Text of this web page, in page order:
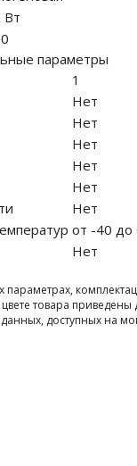
Вт
параметры
1
Нет
Нет
Нет
Нет
Нет
Нет
от -40 до
Нет
параметрах,
товара
доступных на